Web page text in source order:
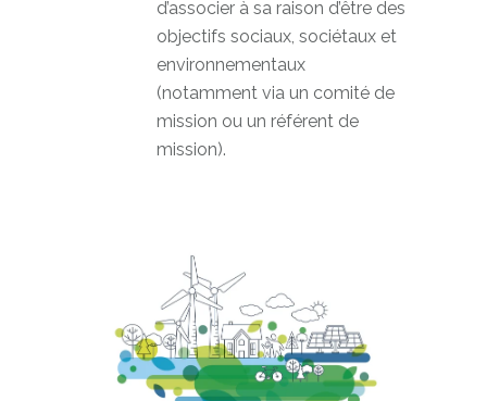
d’associer à sa raison d’être des
objectifs sociaux, sociétaux et
environnementaux
(notamment via un comité de
mission ou un référent de
mission).